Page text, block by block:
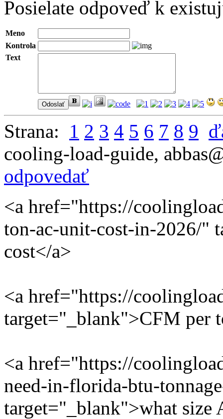
Posielate odpoveď k
Meno
Kontrola
Text
Strana: 1 2 3 4 5 6 7 8 9
cooling-load-guide,
odpovedať
<a href="https://
ton-ac-unit-cost-in-2026/"
cost</a>
<a href="https://
target="_blank">CFM per
<a href="https://
need-in-florida-btu-
target="_blank">what size